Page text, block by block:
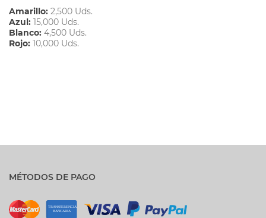
Amarillo: 2,500 Uds.
Azul: 15,000 Uds.
Blanco: 4,500 Uds.
Rojo: 10,000 Uds.
MÉTODOS DE PAGO